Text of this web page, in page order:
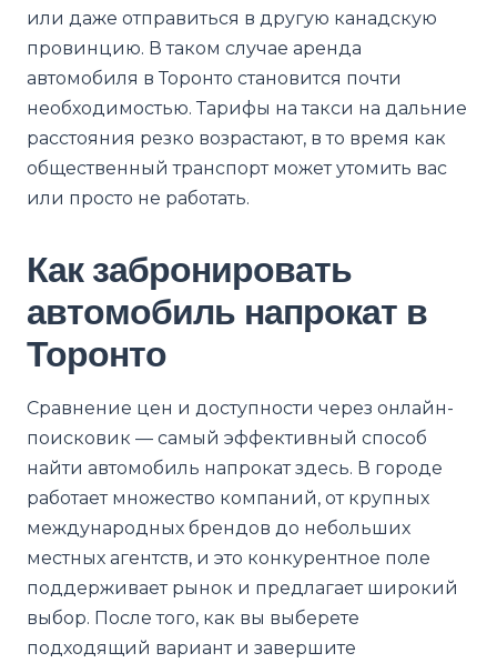
или даже отправиться в другую канадскую
провинцию. В таком случае аренда
автомобиля в Торонто становится почти
необходимостью. Тарифы на такси на дальние
расстояния резко возрастают, в то время как
общественный транспорт может утомить вас
или просто не работать.
Как забронировать
автомобиль напрокат в
Торонто
Сравнение цен и доступности через онлайн-
поисковик — самый эффективный способ
найти автомобиль напрокат здесь. В городе
работает множество компаний, от крупных
международных брендов до небольших
местных агентств, и это конкурентное поле
поддерживает рынок и предлагает широкий
выбор. После того, как вы выберете
подходящий вариант и завершите